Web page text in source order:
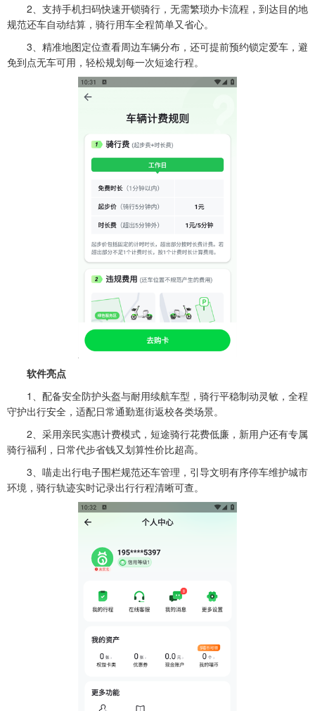
2、支持手机扫码快速开锁骑行，无需繁琐办卡流程，到达目的地
规范还车自动结算，骑行用车全程简单又省心。
3、精准地图定位查看周边车辆分布，还可提前预约锁定爱车，避
免到点无车可用，轻松规划每一次短途行程。
软件亮点
1、配备安全防护头盔与耐用续航车型，骑行平稳制动灵敏，全程
守护出行安全，适配日常通勤逛街返校各类场景。
2、采用亲民实惠计费模式，短途骑行花费低廉，新用户还有专属
骑行福利，日常代步省钱又划算性价比超高。
3、喵走出行电子围栏规范还车管理，引导文明有序停车维护城市
环境，骑行轨迹实时记录出行行程清晰可查。